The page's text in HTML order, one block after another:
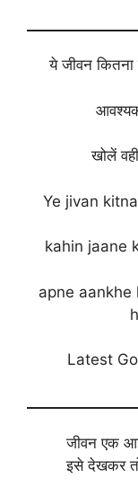
ये जीवन
खोलें
Ye jivan
kahin jaane
apne aankhe
Latest
जीवन एक
इसे देखकर